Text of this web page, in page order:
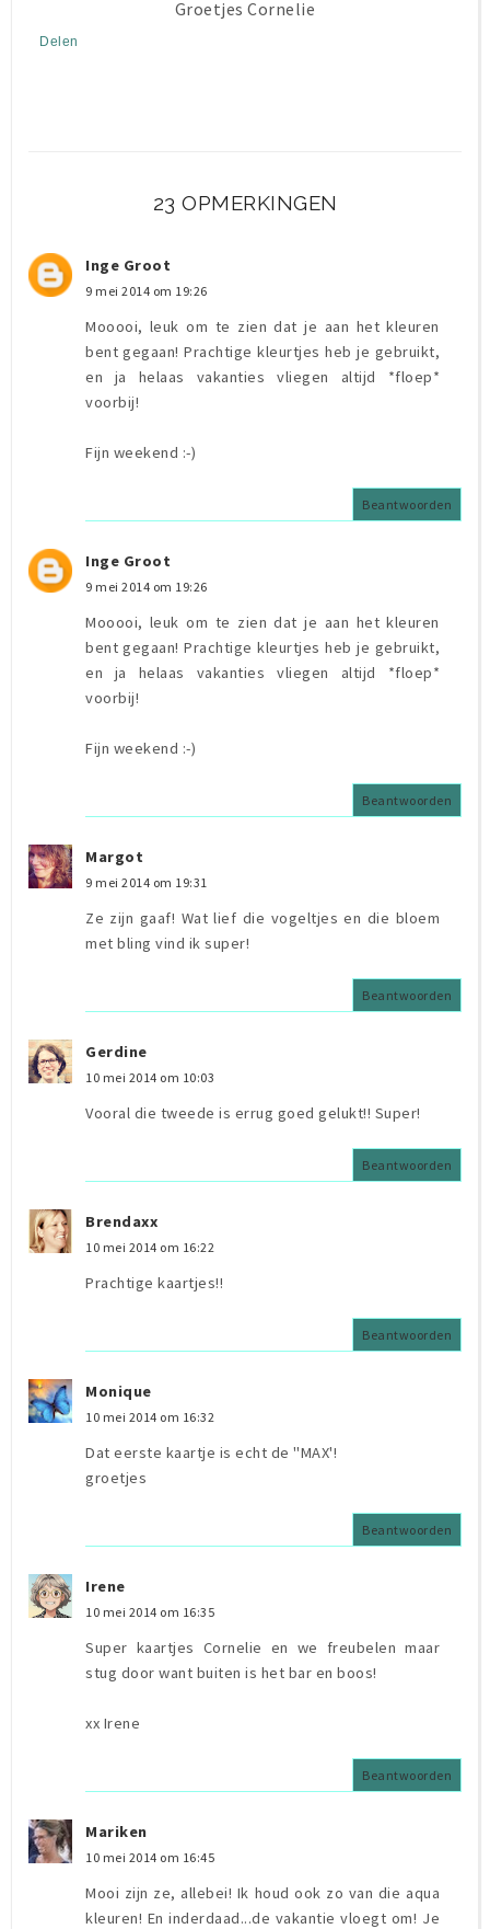
Groetjes Cornelie
Delen
23 OPMERKINGEN
Inge Groot
9 mei 2014 om 19:26
Mooooi, leuk om te zien dat je aan het kleuren
bent gegaan! Prachtige kleurtjes heb je gebruikt,
en ja helaas vakanties vliegen altijd *floep*
voorbij!
Fijn weekend :-)
Beantwoorden
Inge Groot
9 mei 2014 om 19:26
Mooooi, leuk om te zien dat je aan het kleuren
bent gegaan! Prachtige kleurtjes heb je gebruikt,
en ja helaas vakanties vliegen altijd *floep*
voorbij!
Fijn weekend :-)
Beantwoorden
Margot
9 mei 2014 om 19:31
Ze zijn gaaf! Wat lief die vogeltjes en die bloem
met bling vind ik super!
Beantwoorden
Gerdine
10 mei 2014 om 10:03
Vooral die tweede is errug goed gelukt!! Super!
Beantwoorden
Brendaxx
10 mei 2014 om 16:22
Prachtige kaartjes!!
Beantwoorden
Monique
10 mei 2014 om 16:32
Dat eerste kaartje is echt de "MAX'!
groetjes
Beantwoorden
Irene
10 mei 2014 om 16:35
Super kaartjes Cornelie en we freubelen maar
stug door want buiten is het bar en boos!
xx Irene
Beantwoorden
Mariken
10 mei 2014 om 16:45
Mooi zijn ze, allebei! Ik houd ook zo van die aqua
kleuren! En inderdaad...de vakantie vloegt om! Je